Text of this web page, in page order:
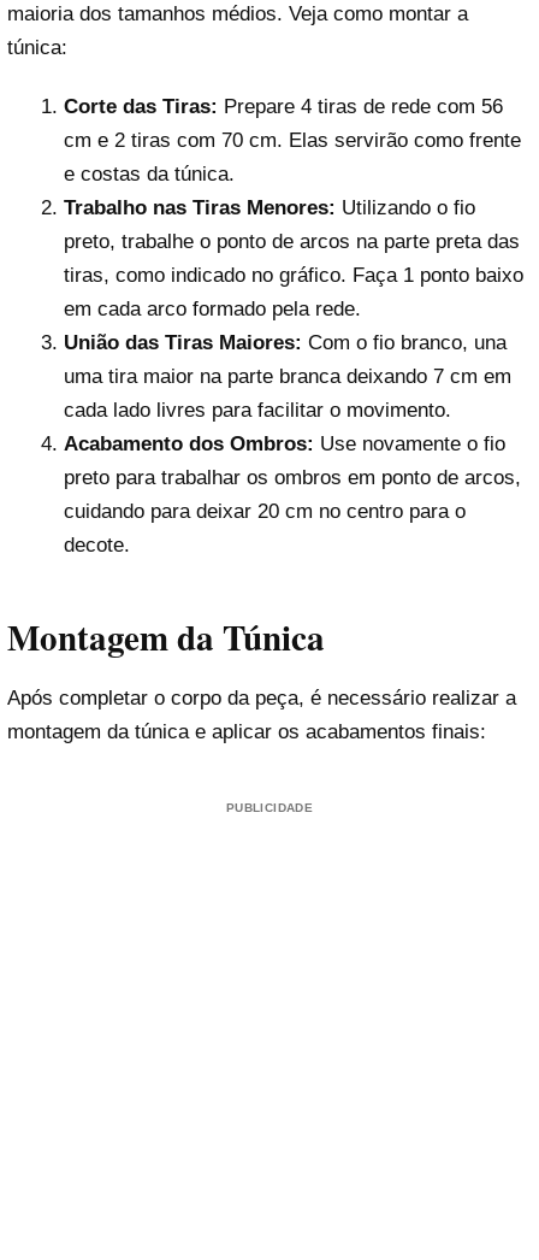
maioria dos tamanhos médios. Veja como montar a
túnica:
Corte das Tiras: Prepare 4 tiras de rede com 56
cm e 2 tiras com 70 cm. Elas servirão como frente
e costas da túnica.
Trabalho nas Tiras Menores: Utilizando o fio
preto, trabalhe o ponto de arcos na parte preta das
tiras, como indicado no gráfico. Faça 1 ponto baixo
em cada arco formado pela rede.
União das Tiras Maiores: Com o fio branco, una
uma tira maior na parte branca deixando 7 cm em
cada lado livres para facilitar o movimento.
Acabamento dos Ombros: Use novamente o fio
preto para trabalhar os ombros em ponto de arcos,
cuidando para deixar 20 cm no centro para o
decote.
Montagem da Túnica
Após completar o corpo da peça, é necessário realizar a
montagem da túnica e aplicar os acabamentos finais:
PUBLICIDADE